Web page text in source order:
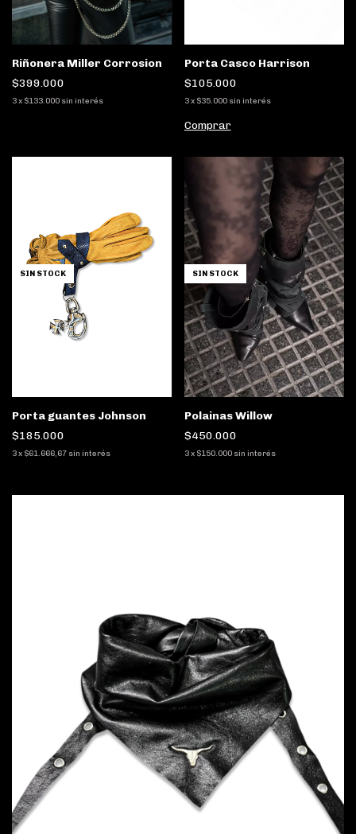
Riñonera Miller Corrosion
$399.000
3x $133.000 sin interés
Porta Casco Harrison
$105.000
3 x $35.000 sin interés
Comprar
SIN STOCK
Porta guantes Johnson
$185.000
3x $61.666,67 sin interés
SIN STOCK
Polainas Willow
$450.000
3 x $150.000 sin interés